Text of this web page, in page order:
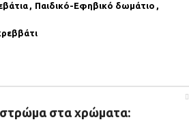
, Παιδικό-Εφηβικό δωμάτιο ,
στρώμα στα χρώματα: